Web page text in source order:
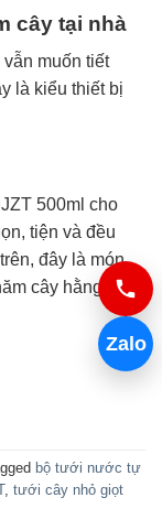
cây tại nhà
muốn tiết
là kiểu thiết bị
500ml cho
tiện và đều
đây là món
cây hằng
bộ tưới nước tự
, tưới cây nhỏ giọt
Zalo